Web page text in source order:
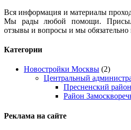
Вся информация и материалы
Мы рады любой помощи.
отзывы и вопросы и мы
Категории
Новостройки Москвы (2)
Центральный
Пресненский район
Район
Реклама на сайте